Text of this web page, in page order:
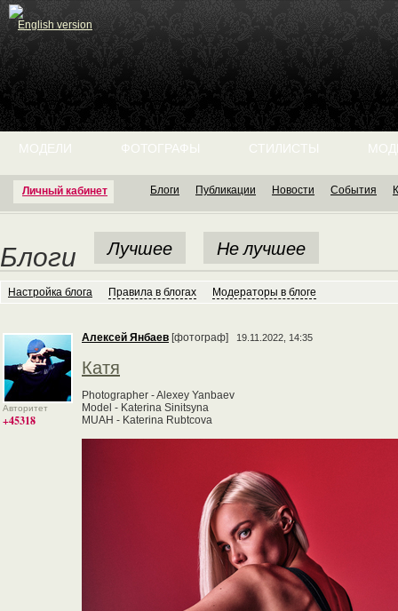
English version
Личный кабинет
МОДЕЛИ ФОТОГРАФЫ СТИЛИСТЫ
Блоги Публикации Новости События
Блоги Лучшее Не лучшее
Настройка блога Правила в блогах Модераторы в блоге
Авторитет
+45318
Алексей Янбаев [фотограф] 19.11.2022, 14:35
Катя
Photographer - Alexey Yanbaev
Model - Katerina Sinitsyna
MUAH - Katerina Rubtcova